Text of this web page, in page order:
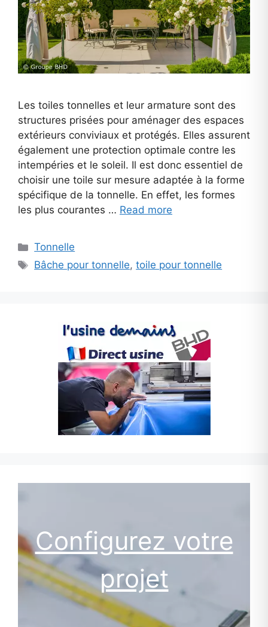
Les toiles tonnelles et leur armature sont des
structures prisées pour aménager des espaces
extérieurs conviviaux et protégés. Elles assurent
également une protection optimale contre les
intempéries et le soleil. Il est donc essentiel de
choisir une toile sur mesure adaptée à la forme
spécifique de la tonnelle. En effet, les formes
les plus courantes … Read more
Categories
Tonnelle
Tags
Bâche pour tonnelle,toile pour tonnelle
Configurez votre
projet